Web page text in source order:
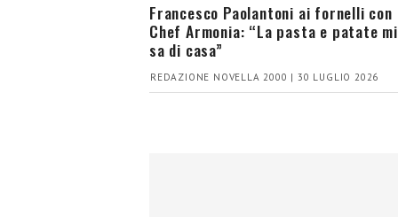
Francesco Paolantoni ai fornelli con
Chef Armonia: “La pasta e patate mi
sa di casa”
REDAZIONE NOVELLA 2000 | 30 LUGLIO 2026